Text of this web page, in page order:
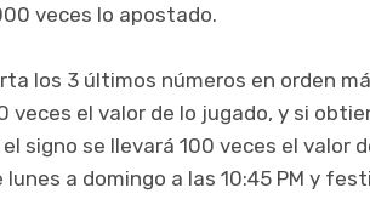
veces lo apostado.
los 3 últimos números en orden
veces el valor de lo jugado, y si
signo se llevará 100 veces el valor
a domingo a las 10:45 PM y